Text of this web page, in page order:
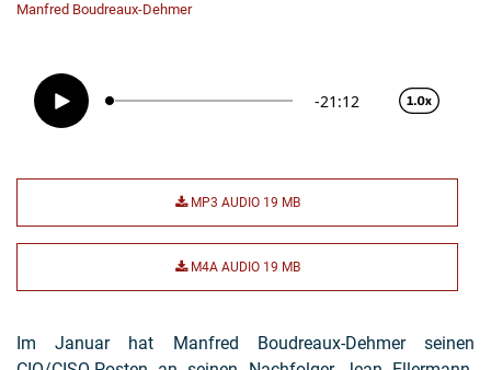
Manfred Boudreaux-Dehmer
MP3 AUDIO 19 MB
M4A AUDIO 19 MB
Im Januar hat Manfred Boudreaux-Dehmer seinen